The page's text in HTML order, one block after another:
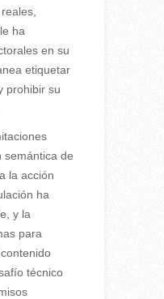
ha
en su
etiquetar
prohibir su
semántica de
la acción
ha
y la
para
técnico